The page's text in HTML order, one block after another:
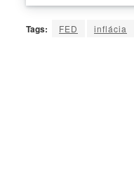
Tags: FED inflácia